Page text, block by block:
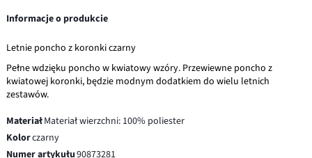
Informacje o produkcie
Letnie poncho z koronki czarny
Pełne wdzięku poncho w kwiatowy wzóry. Przewiewne poncho z
kwiatowej koronki, będzie modnym dodatkiem do wielu letnich
zestawów.
MateriałMateriał wierzchni: 100% poliester
Kolorczarny
Numer artykułu90873281